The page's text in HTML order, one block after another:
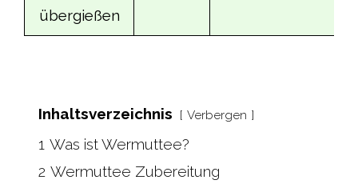
übergießen
Inhaltsverzeichnis Verbergen
1 Was ist Wermuttee?
2 Wermuttee Zubereitung